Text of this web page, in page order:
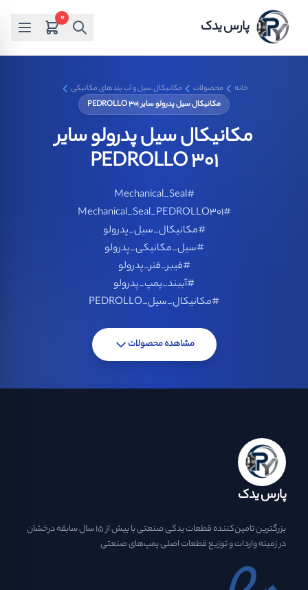
پارس یدک 0
خانه محصولات
مکانیکال سیل و آب بندهای مکانیکی
مکانیکال سیل پدرولو سایر PEDROLLO 301
مکانیکال سیل پدرولو سایر
PEDROLLO 301
#Mechanical_Seal
#Mechanical_Seal_PEDROLLO301
#مکانیکال_سیل_پدرولو
#سیل_مکانیکی_پدرولو
#فیبر_فنر_پدرولو
#آببند_پمپ_پدرولو
#مکانیکال_سیل_PEDROLLO
مشاهده محصولات
پارس یدک
بزرگترین تامین‌کننده قطعات یدکی صنعتی با بیش از ۱۵ سال سابقه درخشان
در زمینه واردات و توزیع قطعات اصلی پمپ‌های صنعتی